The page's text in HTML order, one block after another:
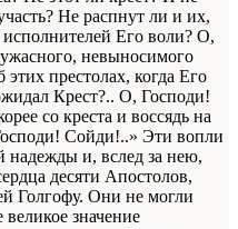
Не распнут ли и их,
Его воли? О,
невыносимого
престолах, когда Его
Крест?.. О, Господи!
со креста и воссядь на
Сойди!..» Эти вопли
надежды и, вслед за нею,
десяти Апостолов,
Голгофу. Они не могли
великое значение